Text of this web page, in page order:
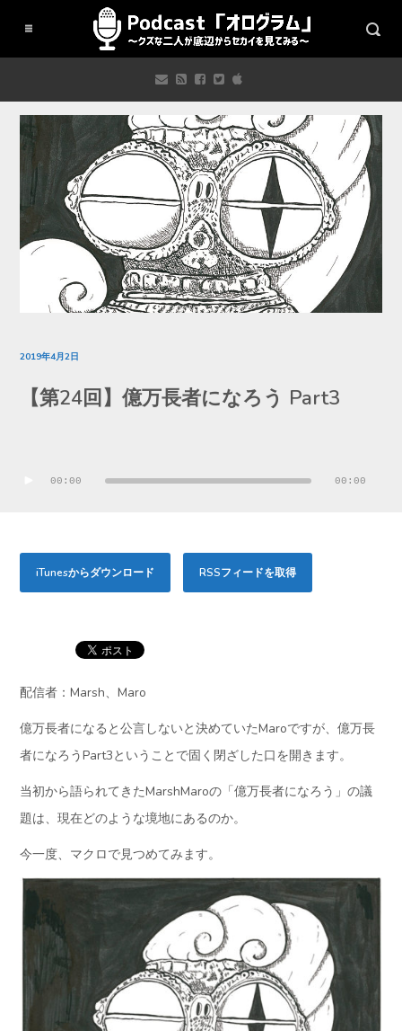
2019年4月2日
【第24回】億万長者になろう Part3
ヤ
00:00 00:00
iTunesからダウンロード RSSフィードを取得
配信者：Marsh、Maro
億万長者になると公言しないと決めていたMaroですが、億万長
者になろうPart3ということで固く閉ざした口を開きます。
当初から語られてきたMarshMaroの「億万長者になろう」の議
題は、現在どのような境地にあるのか。
今一度、マクロで見つめてみます。